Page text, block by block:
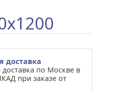
доставка
доставка по Москве в
при заказе от